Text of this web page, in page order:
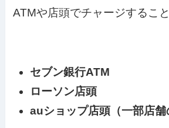
ATMや店頭でチャージするこ
セブン銀行ATM
ローソン店頭
auショップ店頭（一部店舗